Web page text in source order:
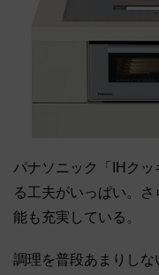
パナソニック「IHク
る工夫がいっぱい。
能も充実している。
調理を普段あまりし